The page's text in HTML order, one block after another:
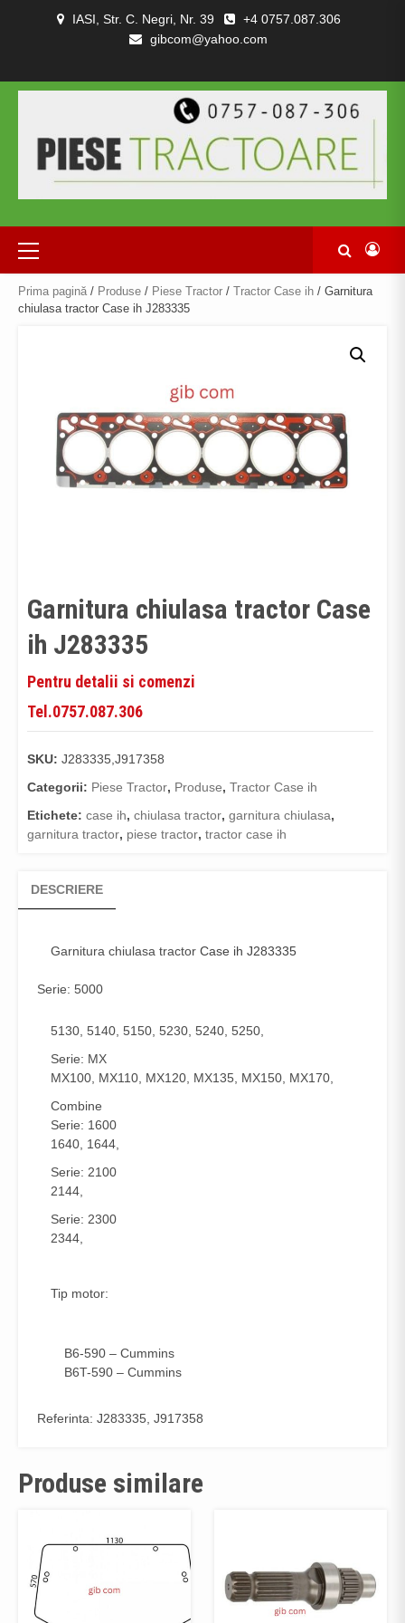
IASI, Str. C. Negri, Nr. 39
+4 0757.087.306
gibcom@yahoo.com
TRACTOARE
SI
COMBINE
NOI
DE
CONFIDENȚIALITATEA
SI
CONDITII
Primary
Menu
Prima pagină / Produse / Piese Tractor / Tractor Case ih / Garnitura
chiulasa tractor Case ih J283335
Garnitura chiulasa tractor Case
ih J283335
Pentru detalii si comenzi
Tel.0757.087.306
SKU: J283335,J917358
Categorii: Piese Tractor, Produse, Tractor Case ih
Etichete: case ih, chiulasa tractor, garnitura chiulasa,
garnitura tractor, piese tractor, tractor case ih
DESCRIERE
Garnitura chiulasa tractor Case ih J283335
Serie: 5000
5130, 5140, 5150, 5230, 5240, 5250,
Serie: MX
MX100, MX110, MX120, MX135, MX150, MX170,
Combine
Serie: 1600
1640, 1644,
Serie: 2100
2144,
Serie: 2300
2344,
Tip motor:
B6-590 – Cummins
B6T-590 – Cummins
Referinta: J283335, J917358
Produse similare